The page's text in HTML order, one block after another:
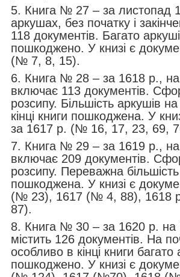
5. Книга № 27 – за листопад
аркушах, без початку і
118 документів. Багато
пошкоджено. У книзі є
(№ 7, 8, 15).
6. Книга № 28 – за 1618 р.,
включає 113 документів.
розсипу. Більшість аркушів на
кінці книги пошкоджена. У
за 1617 р. (№ 16, 17, 23, 69,
7. Книга № 29 – за 1619 р., на
включає 209 документів.
розсипу. Переважна
пошкоджена. У книзі є
(№ 23), 1617 (№ 4, 88), 1618
87).
8. Книга № 30 – за 1620 р. на
містить 126 документів. На
особливо в кінці книги
пошкоджено. У книзі є